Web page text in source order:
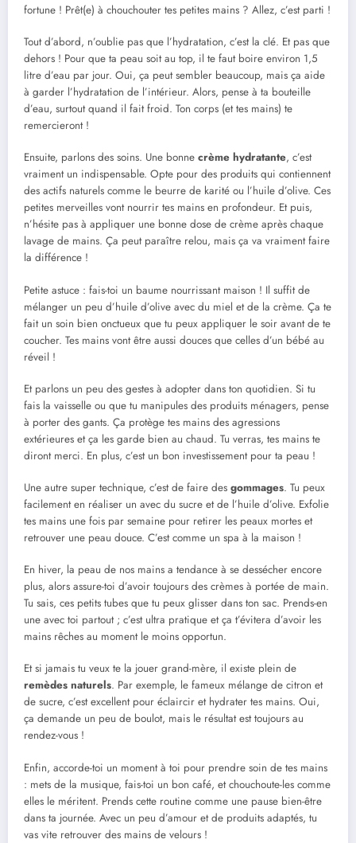
fortune ! Prêt(e) à chouchouter tes petites mains ? Allez, c’est parti !
Tout d’abord, n’oublie pas que l’hydratation, c’est la clé. Et pas que
dehors ! Pour que ta peau soit au top, il te faut boire environ 1,5
litre d’eau par jour. Oui, ça peut sembler beaucoup, mais ça aide
à garder l’hydratation de l’intérieur. Alors, pense à ta bouteille
d’eau, surtout quand il fait froid. Ton corps (et tes mains) te
remercieront !
Ensuite, parlons des soins. Une bonne crème hydratante, c’est
vraiment un indispensable. Opte pour des produits qui contiennent
des actifs naturels comme le beurre de karité ou l’huile d’olive. Ces
petites merveilles vont nourrir tes mains en profondeur. Et puis,
n’hésite pas à appliquer une bonne dose de crème après chaque
lavage de mains. Ça peut paraître relou, mais ça va vraiment faire
la différence !
Petite astuce : fais-toi un baume nourrissant maison ! Il suffit de
mélanger un peu d’huile d’olive avec du miel et de la crème. Ça te
fait un soin bien onctueux que tu peux appliquer le soir avant de te
coucher. Tes mains vont être aussi douces que celles d’un bébé au
réveil !
Et parlons un peu des gestes à adopter dans ton quotidien. Si tu
fais la vaisselle ou que tu manipules des produits ménagers, pense
à porter des gants. Ça protège tes mains des agressions
extérieures et ça les garde bien au chaud. Tu verras, tes mains te
diront merci. En plus, c’est un bon investissement pour ta peau !
Une autre super technique, c’est de faire des gommages. Tu peux
facilement en réaliser un avec du sucre et de l’huile d’olive. Exfolie
tes mains une fois par semaine pour retirer les peaux mortes et
retrouver une peau douce. C’est comme un spa à la maison !
En hiver, la peau de nos mains a tendance à se dessécher encore
plus, alors assure-toi d’avoir toujours des crèmes à portée de main.
Tu sais, ces petits tubes que tu peux glisser dans ton sac. Prends-en
une avec toi partout ; c’est ultra pratique et ça t’évitera d’avoir les
mains rêches au moment le moins opportun.
Et si jamais tu veux te la jouer grand-mère, il existe plein de
remèdes naturels. Par exemple, le fameux mélange de citron et
de sucre, c’est excellent pour éclaircir et hydrater tes mains. Oui,
ça demande un peu de boulot, mais le résultat est toujours au
rendez-vous !
Enfin, accorde-toi un moment à toi pour prendre soin de tes mains
: mets de la musique, fais-toi un bon café, et chouchoute-les comme
elles le méritent. Prends cette routine comme une pause bien-être
dans ta journée. Avec un peu d’amour et de produits adaptés, tu
vas vite retrouver des mains de velours !